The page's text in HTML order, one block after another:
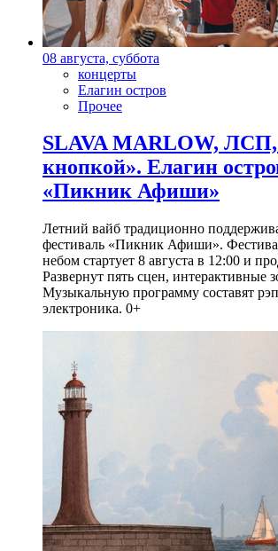
08 августа, суббота
концерты
Елагин остров
Прочее
SLAVA MARLOW, ЛСП,
кнопкой». Елагин
«Пикник Афиши»
Летний вайб традиционно
фестиваль «Пикник Афиши».
небом стартует 8 августа в 12:00 и
Развернут пять сцен, интерактивные
Музыкальную программу составят
электроника. 0+